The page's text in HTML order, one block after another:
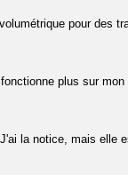
pour des
plus sur mon
la notice, mais elle